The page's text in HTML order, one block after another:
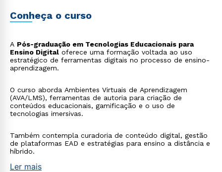
Conheça o curso
A Pós-graduação em Tecnologias Educacionais para
Ensino Digital oferece uma formação voltada ao uso
estratégico de ferramentas digitais no processo de ensino-
aprendizagem.
O curso aborda Ambientes Virtuais de Aprendizagem
(AVA/LMS), ferramentas de autoria para criação de
conteúdos educacionais, gamificação e o uso de
tecnologias imersivas.
Também contempla curadoria de conteúdo digital, gestão
de plataformas EAD e estratégias para ensino a distância e
híbrido.
Ler mais